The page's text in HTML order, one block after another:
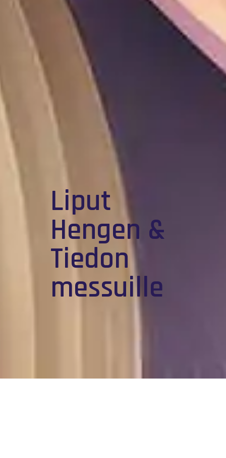
Liput
Hengen &
Tiedon
messuille